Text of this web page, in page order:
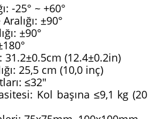
-25° ~ +60°
±90°
±90°
31.2±0.5cm (12.4±0.2in)
25,5 cm (10,0 inç)
≤32"
Kol başına ≤9,1 kg (20